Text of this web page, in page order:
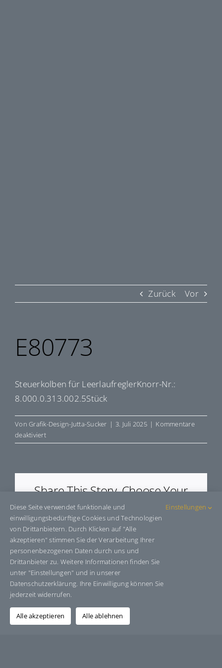
Zurück Vor
E80773
Steuerkolben für LeerlaufreglerKnorr-Nr.:
8.000.0.313.002.5Stück
VonGrafik-Design-Jutta-Sucker | 3. Juli 2025 | Kommentare
deaktiviertfür
E80773
Share This Story, Choose Your
Platform!
Facebook Bluesky WhatsAppTelegram
E-
Mail
Über den Autor: Grafik-Design-Jutta-Sucker
Diese Seite verwendet funktionale und
einwilligungsbedürftige Cookies und Technologien
von Drittanbietern. Durch Klicken auf "Alle
akzeptieren" stimmen Sie der Verarbeitung Ihrer
personenbezogenen Daten durch uns und
Drittanbieter zu. Weitere Informationen finden Sie
unter "Einstellungen" und in unserer
Datenschutzerklärung. Ihre Einwilligung können Sie
jederzeit widerrufen.
Einstellungen
Alle akzeptieren Alle ablehnen